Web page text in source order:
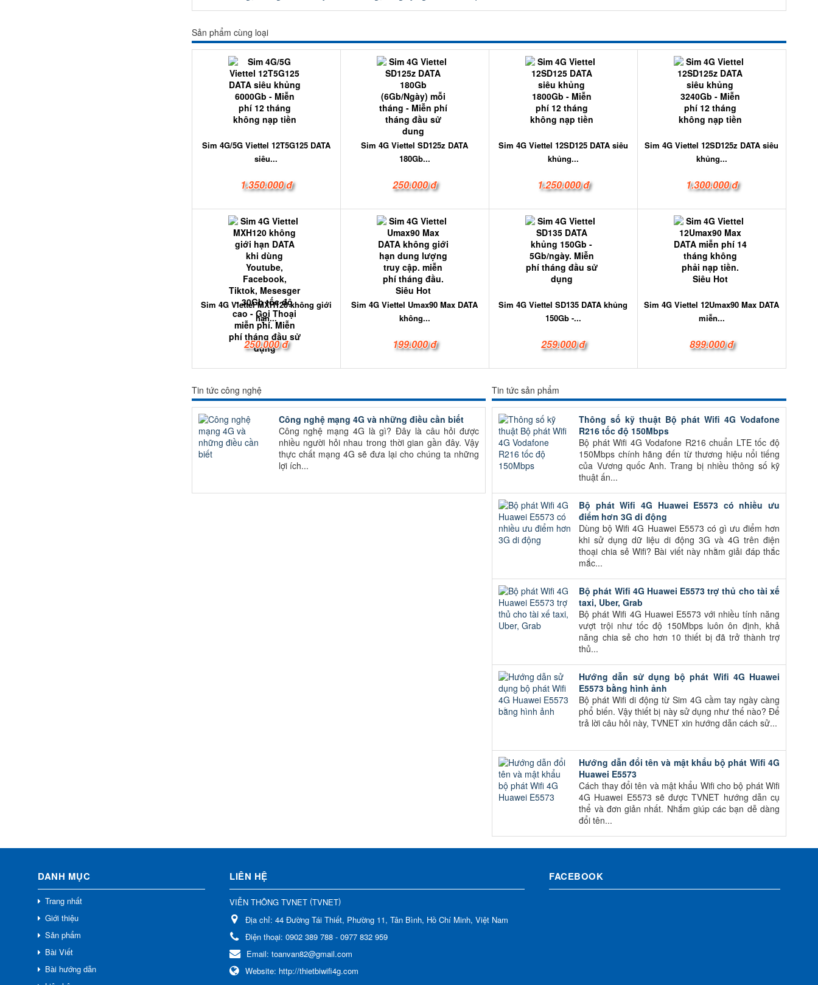
Sản phẩm cùng loại
Sim 4G/5G Viettel 12T5G125 DATA
siêu...
1.350.000 đ
Sim 4G Viettel SD125z DATA
180Gb...
250.000 đ
Sim 4G Viettel 12SD125 DATA siêu
khủng...
1.250.000 đ
Sim 4G Viettel 12SD125z DATA siêu
khủng...
1.300.000 đ
Sim 4G Viettel MXH120 không giới
hạn...
250.000 đ
Sim 4G Viettel Umax90 Max DATA
không...
199.000 đ
Sim 4G Viettel SD135 DATA khủng
150Gb -...
259.000 đ
Sim 4G Viettel 12Umax90 Max DATA
miễn...
899.000 đ
Tin tức công nghệ
Công nghệ mạng 4G và những điều cần biết
Công nghệ mạng 4G là gì? Đây là câu hỏi được
nhiều người hỏi nhau trong thời gian gần đây. Vậy
thực chất mạng 4G sẽ đưa lại cho chúng ta những
lợi ích...
Tin tức sản phẩm
Thông số kỹ thuật Bộ phát Wifi 4G Vodafone
R216 tốc độ 150Mbps
Bộ phát Wifi 4G Vodafone R216 chuẩn LTE tốc độ
150Mbps chính hãng đến từ thương hiệu nổi tiếng
của Vương quốc Anh. Trang bị nhiều thông số kỹ
thuật ấn...
Bộ phát Wifi 4G Huawei E5573 có nhiều ưu
điểm hơn 3G di động
Dùng bộ Wifi 4G Huawei E5573 có gì ưu điểm hơn
khi sử dụng dữ liệu di động 3G và 4G trên điện
thoại chia sẻ Wifi? Bài viết này nhằm giải đáp thắc
mắc...
Bộ phát Wifi 4G Huawei E5573 trợ thủ cho tài xế
taxi, Uber, Grab
Bộ phát Wifi 4G Huawei E5573 với nhiều tính năng
vượt trội như tốc độ 150Mbps luôn ôn định, khả
năng chia sẻ cho hơn 10 thiết bị đã trở thành trợ
thủ...
Hướng dẫn sử dụng bộ phát Wifi 4G Huawei
E5573 bằng hình ảnh
Bộ phát Wifi di động từ Sim 4G cầm tay ngày càng
phổ biến. Vậy thiết bị này sử dụng như thế nào? Để
trả lời câu hỏi này, TVNET xin hướng dẫn cách sử...
Hướng dẫn đổi tên và mật khẩu bộ phát Wifi 4G
Huawei E5573
Cách thay đổi tên và mật khẩu Wifi cho bộ phát Wifi
4G Huawei E5573 sẽ được TVNET hướng dẫn cụ
thể và đơn giản nhất. Nhắm giúp các bạn dễ dàng
đổi tên...
DANH MỤC
Trang nhất
Giới thiệu
Sản phẩm
Bài Viết
Bài hướng dẫn
LIÊN HỆ
VIỄN THÔNG TVNET (TVNET)
Địa chỉ: 44 Đường Tái Thiết, Phường 11, Tân Bình, Hồ Chí Minh, Việt Nam
Điện thoại: 0902 389 788 - 0977 832 959
Email: toanvan82@gmail.com
Website: http://thietbiwifi4g.com
FACEBOOK